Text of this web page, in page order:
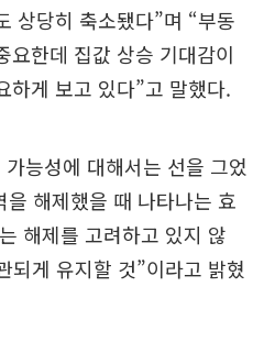
상당히 축소됐다”며 “부동
요한데 집값 상승 기대감이
하게 보고 있다”고 말했다.
능성에 대해서는 선을 그었
해제했을 때 나타나는 효
해제를 고려하고 있지 않
되게 유지할 것”이라고 밝혔